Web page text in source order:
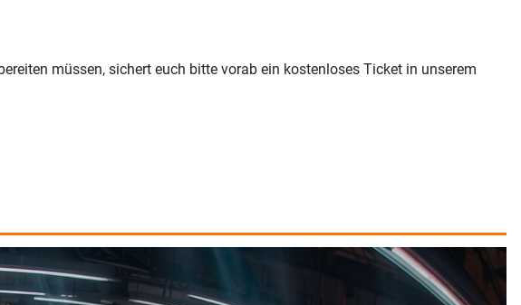
müssen, sichert euch bitte vorab ein kostenloses Ticket in unserem